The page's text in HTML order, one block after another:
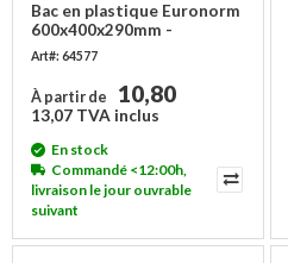
Bac en plastique Euronorm
600x400x290mm -
empilable
Art#: 64577
À partir de 10,80
13,07 TVA inclus
En stock
Commandé <12:00h,
livraison le jour ouvrable
suivant